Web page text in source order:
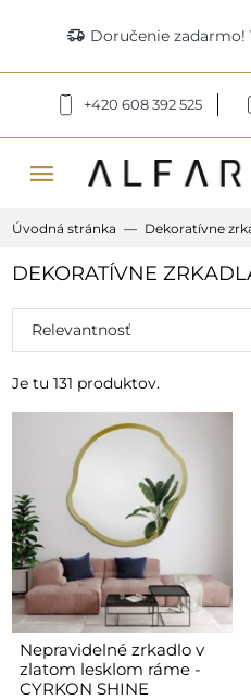
delivery_truck_speed Doručenie
+420 608 392 525
menu
Úvodná stránka Dekoratívne
DEKORATÍVNE
Je tu 131 produktov.
Relevantnosť
Nepravidelné zrkadlo v
zlatom lesklom ráme -
CYRKON SHINE